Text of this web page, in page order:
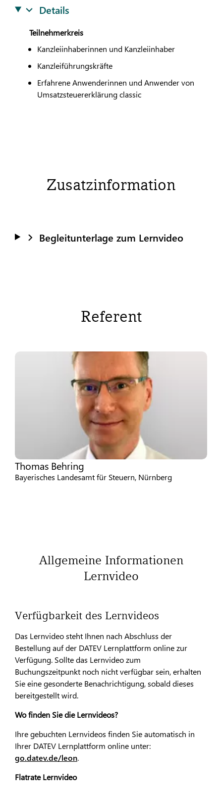
Details
Teilnehmerkreis
Kanzleiinhaberinnen und Kanzleiinhaber
Kanzleiführungskräfte
Erfahrene Anwenderinnen und Anwender von
Umsatzsteuererklärung classic
Zusatzinformation
Begleitunterlage zum Lernvideo
Referent
Thomas Behring
Bayerisches Landesamt für Steuern, Nürnberg
Allgemeine Informationen
Lernvideo
Verfügbarkeit des Lernvideos
Das Lernvideo steht Ihnen nach Abschluss der
Bestellung auf der DATEV Lernplattform online zur
Verfügung. Sollte das Lernvideo zum
Buchungszeitpunkt noch nicht verfügbar sein, erhalten
Sie eine gesonderte Benachrichtigung, sobald dieses
bereitgestellt wird.
Wo finden Sie die Lernvideos?
Ihre gebuchten Lernvideos finden Sie automatisch in
Ihrer DATEV Lernplattform online unter:
go.datev.de/leon.
Flatrate Lernvideo